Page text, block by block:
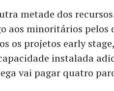
metade dos
aos minoritários pelos
os projetos early
instalada
vai pagar quatro